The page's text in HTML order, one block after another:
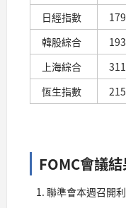
日經指數
韓股綜合
上海綜合
恆生指數
FOMC會議
聯準會本週召開